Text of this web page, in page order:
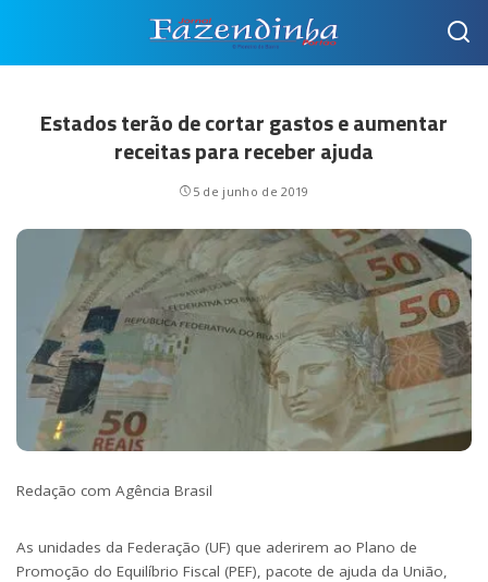
Estados terão de cortar gastos e aumentar
receitas para receber ajuda
5 de junho de 2019
Redação com Agência Brasil
As unidades da Federação (UF) que aderirem ao Plano de
Promoção do Equilíbrio Fiscal (PEF), pacote de ajuda da União,